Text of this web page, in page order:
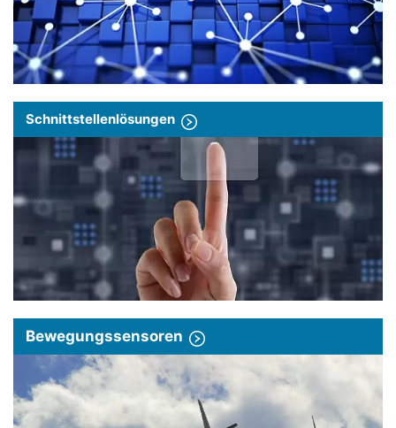
Schnittstellenlösungen
Bewegungssensoren